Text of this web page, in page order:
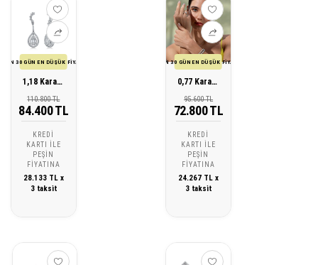
SON 30 GÜN EN DÜŞÜK FİYATI
1,18 Karat Tasarım Pırlanta Küpe
110.800 TL
84.400 TL
KREDI
KARTI ILE
PEŞIN
FIYATINA
28.133 TL x
3 taksit
SON 30 GÜN EN DÜŞÜK FİYATI
0,77 Karat Tasarım Pırlanta Küpe
95.600 TL
72.800 TL
KREDI
KARTI ILE
PEŞIN
FIYATINA
24.267 TL x
3 taksit